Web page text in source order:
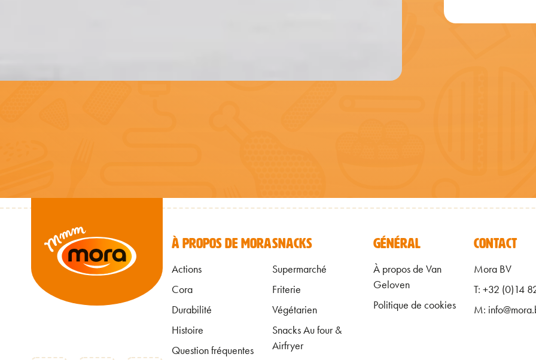
FOOTER FR
À PROPOS DE MORA
Actions
Cora
Durabilité
Histoire
Question fréquentes
SNACKS
Supermarché
Friterie
Végétarien
Snacks Au four &
Airfryer
ALGEMEEN
GÉNÉRAL
À propos de Van
Geloven
Politique de cookies
CONTACT
Mora BV
T: +32 (0)14
M: